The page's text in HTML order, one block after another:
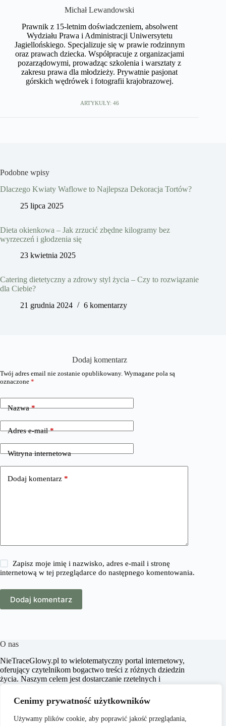
Cenimy prywatność użytkowników
Używamy plików cookie, aby poprawić jakość przeglądania,
Michał Lewandowski
Prawnik z 15-letnim doświadczeniem, absolwent
Wydziału Prawa i Administracji Uniwersytetu
Jagiellońskiego. Specjalizuje się w prawie rodzinnym
oraz prawach dziecka. Współpracuje z organizacjami
pozarządowymi, prowadząc szkolenia i warsztaty z
zakresu prawa dla młodzieży. Prywatnie pasjonat
górskich wędrówek i fotografii krajobrazowej.
ARTYKUŁY: 46
Podobne wpisy
Dlaczego Kwiaty Waflowe to Najlepsza Dekoracja Tortów?
25 lipca 2025
Dieta okienkowa – Jak zrzucić zbędne kilogramy bez
wyrzeczeń i głodzenia się
23 kwietnia 2025
Catering dietetyczny a zdrowy styl życia – Czy to rozwiązanie
dla Ciebie?
21 grudnia 2024
6 komentarzy
Dodaj komentarz
Twój adres email nie zostanie opublikowany. Wymagane pola są
oznaczone *
Nazwa*
Adres e-mail*
Witryna internetowa
Dodaj komentarz *
Zapisz moje imię i nazwisko, adres e-mail i stronę
internetową w tej przeglądarce do następnego komentowania.
Dodaj komentarz
O nas
​NieTraceGlowy.pl to wielotematyczny portal internetowy,
oferujący czytelnikom bogactwo treści z różnych dziedzin
życia. Naszym celem jest dostarczanie rzetelnych i
inspirujących artykułów, które wspierają użytkowników w
podejmowaniu świadomych decyzji oraz poszerzają ich
horyzonty. Dbamy o to, aby nasze treści były zrozumiałe i
dostępne dla każdego, niezależnie od poziomu wiedzy w
danym zakresie.